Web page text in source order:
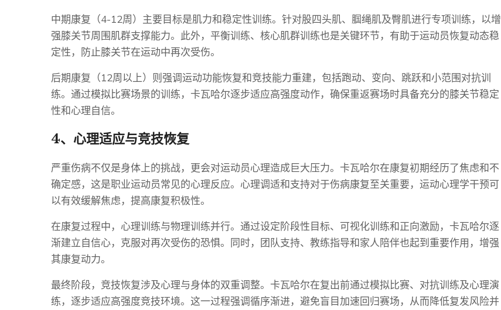
中期康复（4-12周）主要目标是肌力和稳定性训练。针对股四头肌、腘绳肌及臀肌进行专项训练，以增
强膝关节周围肌群支撑能力。此外，平衡训练、核心肌群训练也是关键环节，有助于运动员恢复动态稳
定性，防止膝关节在运动中再次受伤。
后期康复（12周以上）则强调运动功能恢复和竞技能力重建，包括跑动、变向、跳跃和小范围对抗训
练。通过模拟比赛场景的训练，卡瓦哈尔逐步适应高强度动作，确保重返赛场时具备充分的膝关节稳定
性和心理自信。
4、心理适应与竞技恢复
严重伤病不仅是身体上的挑战，更会对运动员心理造成巨大压力。卡瓦哈尔在康复初期经历了焦虑和不
确定感，这是职业运动员常见的心理反应。心理调适和支持对于伤病康复至关重要，运动心理学干预可
以有效缓解焦虑，提高康复积极性。
在康复过程中，心理训练与物理训练并行。通过设定阶段性目标、可视化训练和正向激励，卡瓦哈尔逐
渐建立自信心，克服对再次受伤的恐惧。同时，团队支持、教练指导和家人陪伴也起到重要作用，增强
其康复动力。
最终阶段，竞技恢复涉及心理与身体的双重调整。卡瓦哈尔在复出前通过模拟比赛、对抗训练及心理演
练，逐步适应高强度竞技环境。这一过程强调循序渐进，避免盲目加速回归赛场，从而降低复发风险并